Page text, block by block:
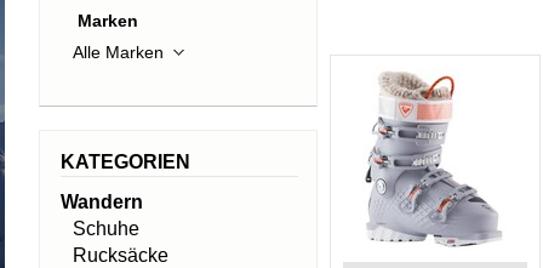
Marken
KATEGORIEN
Wandern
Schuhe
Rucksäcke